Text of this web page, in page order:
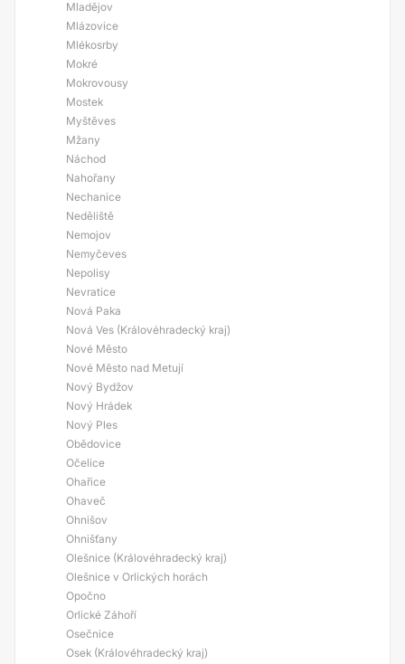
Mladějov
Mlázovice
Mlékosrby
Mokré
Mokrovousy
Mostek
Myštěves
Mžany
Náchod
Nahořany
Nechanice
Neděliště
Nemojov
Nemyčeves
Nepolisy
Nevratice
Nová Paka
Nová Ves (Královéhradecký kraj)
Nové Město
Nové Město nad Metují
Nový Bydžov
Nový Hrádek
Nový Ples
Obědovice
Očelice
Ohařice
Ohaveč
Ohnišov
Ohnišťany
Olešnice (Královéhradecký kraj)
Olešnice v Orlických horách
Opočno
Orlické Záhoří
Osečnice
Osek (Královéhradecký kraj)